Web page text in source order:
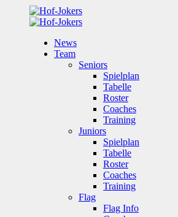
News
Team
Seniors
Spielplan
Tabelle
Roster
Coaches
Training
Juniors
Spielplan
Tabelle
Roster
Coaches
Training
Flag
Flag Info